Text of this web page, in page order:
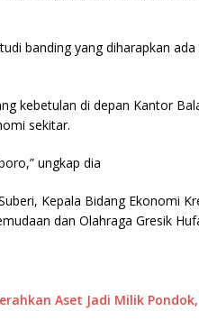
banding yang diharapkan
kebetulan di depan Kantor
sekitar.
ungkap dia
Kepala Bidang Ekonomi
dan Olahraga Gresik
Aset Jadi Milik